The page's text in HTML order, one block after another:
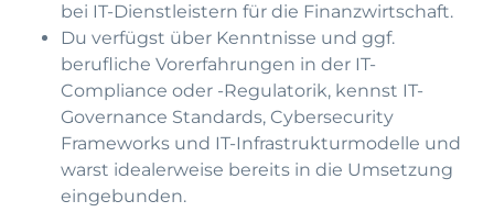
bei IT-Dienstleistern für die Finanzwirtschaft.
Du verfügst über Kenntnisse und ggf.
berufliche Vorerfahrungen in der IT-
Compliance oder -Regulatorik, kennst IT-
Governance Standards, Cybersecurity
Frameworks und IT-Infrastrukturmodelle und
warst idealerweise bereits in die Umsetzung
eingebunden.